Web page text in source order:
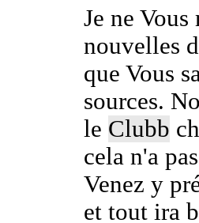
Je ne Vous
nouvelles
que Vous
sources.
le Clubb
cela n'a
Venez y
et tout ira